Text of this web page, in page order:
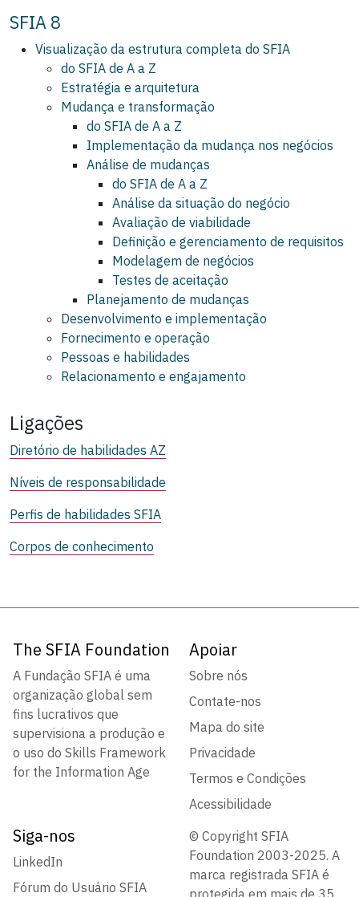
SFIA 8
Visualização da estrutura completa do SFIA
do SFIA de A a Z
Estratégia e arquitetura
Mudança e transformação
do SFIA de A a Z
Implementação da mudança nos negócios
Análise de mudanças
do SFIA de A a Z
Análise da situação do negócio
Avaliação de viabilidade
Definição e gerenciamento de requisitos
Modelagem de negócios
Testes de aceitação
Planejamento de mudanças
Desenvolvimento e implementação
Fornecimento e operação
Pessoas e habilidades
Relacionamento e engajamento
Ligações
Diretório de habilidades AZ
Níveis de responsabilidade
Perfis de habilidades SFIA
Corpos de conhecimento
The SFIA Foundation
A Fundação SFIA é uma
organização global sem
fins lucrativos que
supervisiona a produção e
o uso do Skills Framework
for the Information Age
Apoiar
Sobre nós
Contate-nos
Mapa do site
Privacidade
Termos e Condições
Acessibilidade
Siga-nos
LinkedIn
Fórum do Usuário SFIA
© Copyright SFIA
Foundation 2003-2025. A
marca registrada SFIA é
protegida em mais de 35